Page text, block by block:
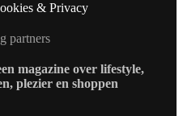
& Privacy
partners
magazine over lifestyle,
plezier en shoppen